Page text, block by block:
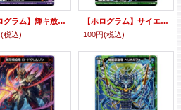
【ホログラム】輝キ放ツ宝珠ノ魔眼 カラット
(税込)
【ホログラム】サイエンス・マジカル ケミリー
100円(税込)